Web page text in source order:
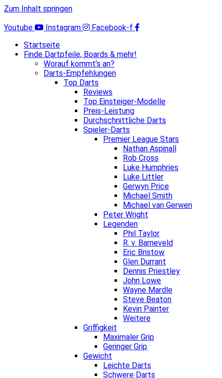
Zum Inhalt springen
Youtube
Instagram
Facebook-f
Startseite
Finde Dartpfeile, Boards & mehr!
Worauf kommt’s an?
Darts-Empfehlungen
Top Darts
Reviews
Top Einsteiger-Modelle
Preis-Leistung
Durchschnittliche Darts
Spieler-Darts
Premier League Stars
Nathan Aspinall
Rob Cross
Luke Humphries
Luke Littler
Gerwyn Price
Michael Smith
Michael van Gerwen
Peter Wright
Legenden
Phil Taylor
R. v. Barneveld
Eric Bristow
Glen Durrant
Dennis Priestley
John Lowe
Wayne Mardle
Steve Beaton
Kevin Painter
Weitere
Griffigkeit
Maximaler Grip
Geringer Grip
Gewicht
Leichte Darts
Schwere Darts